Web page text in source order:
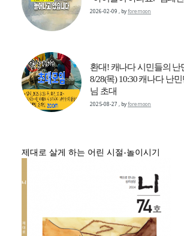
2026-02-09 , byforemoon
환대! 캐나다 시민들의 난
8/28(목) 10:30 캐나다 난
님 초대
2025-08-27 , byforemoon
제대로 살게 하는 어린 시절-놀이시기